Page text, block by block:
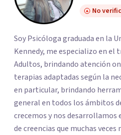
No
Soy Psicóloga graduada en la
Kennedy, me especializo en el
Adultos, brindando atención
terapias adaptadas según la
en particular, brindando
general en todos los ámbitos
crecemos y nos desarrollamos
de creencias que muchas